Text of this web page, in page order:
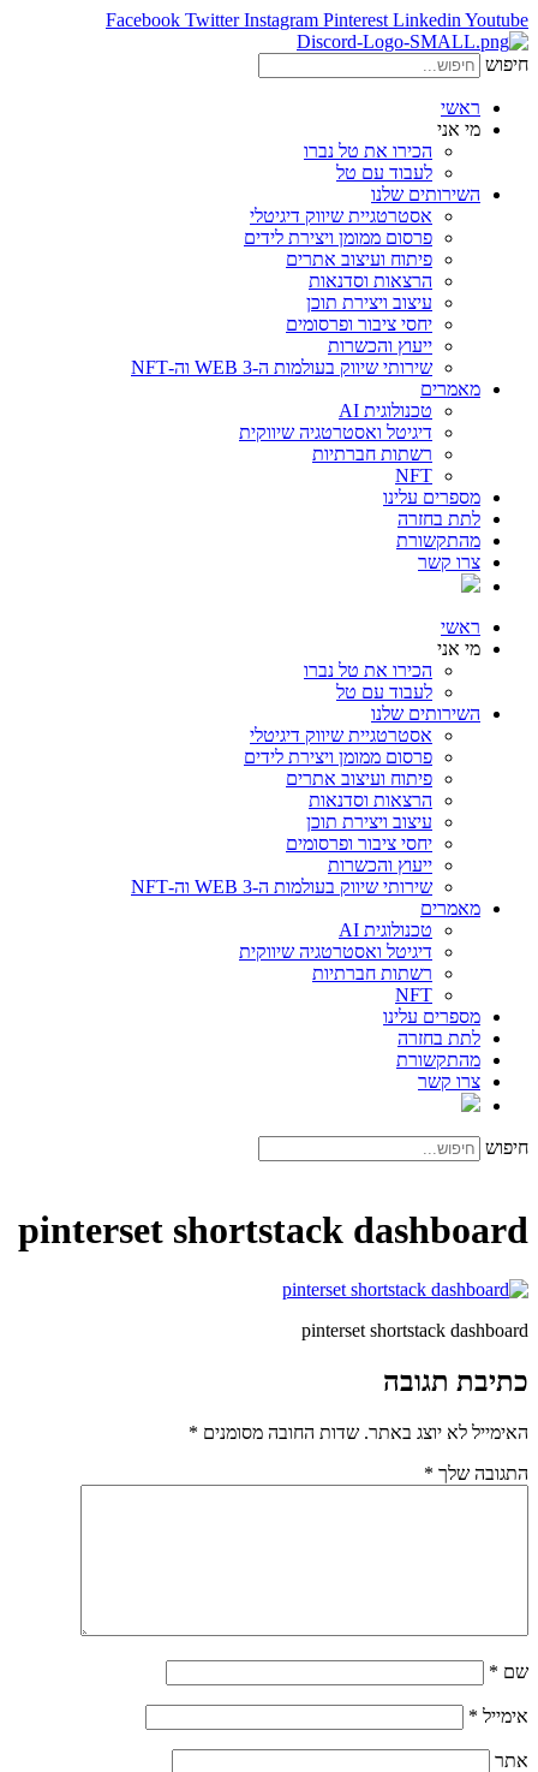
Facebook Twitter Instagram Pinterest Linkedin Youtube
חיפוש
ראשי
מי אני
הכירו את טל נברו
לעבוד עם טל
השירותים שלנו
אסטרטגיית שיווק דיגיטלי
פרסום ממומן ויצירת לידים
פיתוח ועיצוב אתרים
הרצאות וסדנאות
עיצוב ויצירת תוכן
יחסי ציבור ופרסומים
ייעוץ והכשרות
שירותי שיווק בעולמות ה-WEB 3 וה-NFT
מאמרים
טכנולוגית AI
דיגיטל ואסטרטגיה שיווקית
רשתות חברתיות
NFT
מספרים עלינו
לתת בחזרה
מהתקשורת
צרו קשר
ראשי
מי אני
הכירו את טל נברו
לעבוד עם טל
השירותים שלנו
אסטרטגיית שיווק דיגיטלי
פרסום ממומן ויצירת לידים
פיתוח ועיצוב אתרים
הרצאות וסדנאות
עיצוב ויצירת תוכן
יחסי ציבור ופרסומים
ייעוץ והכשרות
שירותי שיווק בעולמות ה-WEB 3 וה-NFT
מאמרים
טכנולוגית AI
דיגיטל ואסטרטגיה שיווקית
רשתות חברתיות
NFT
מספרים עלינו
לתת בחזרה
מהתקשורת
צרו קשר
חיפוש
pinterset shortstack dashboard
pinterset shortstack dashboard
כתיבת תגובה
האימייל לא יוצג באתר. שדות החובה מסומנים *
התגובה שלך *
שם *
אימייל *
אתר